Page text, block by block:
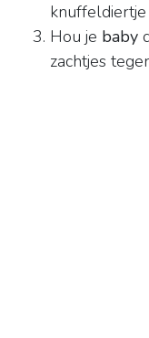
Hou je baby
zachtjes